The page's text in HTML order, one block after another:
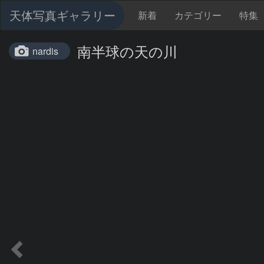
天体写真ギャラリー 新着 カテゴリー 特集
nardis 南半球の天の川